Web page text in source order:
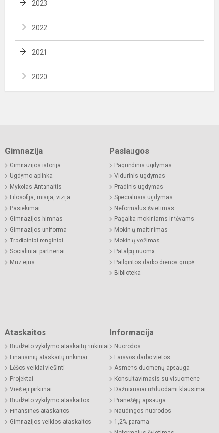
2023
2022
2021
2020
Gimnazija
Gimnazijos istorija
Ugdymo aplinka
Mykolas Antanaitis
Filosofija, misija, vizija
Pasiekimai
Gimnazijos himnas
Gimnazijos uniforma
Tradiciniai renginiai
Socialiniai partneriai
Muziejus
Paslaugos
Pagrindinis ugdymas
Vidurinis ugdymas
Pradinis ugdymas
Specialusis ugdymas
Neformalus švietimas
Pagalba mokiniams ir tėvams
Mokinių maitinimas
Mokinių vežimas
Patalpų nuoma
Pailgintos darbo dienos grupė
Biblioteka
Ataskaitos
Biudžeto vykdymo ataskaitų rinkiniai
Finansinių ataskaitų rinkiniai
Lėšos veiklai viešinti
Projektai
Viešieji pirkimai
Biudžeto vykdymo ataskaitos
Finansinės ataskaitos
Gimnazijos veiklos ataskaitos
Informacija
Nuorodos
Laisvos darbo vietos
Asmens duomenų apsauga
Konsultavimasis su visuomene
Dažniausiai užduodami klausimai
Pranešėjų apsauga
Naudingos nuorodos
1,2% parama